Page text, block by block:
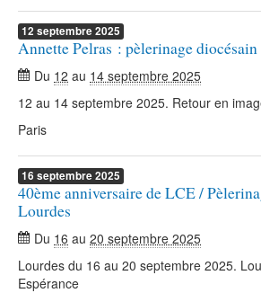
12 septembre2025
Annette Pelras : pèlerinage diocésain
Du 12 au 14 septembre 2025
12 au 14 septembre 2025. Retour en
Paris
16 septembre2025
40ème anniversaire de LCE /
Lourdes
Du 16 au 20 septembre 2025
Lourdes du 16 au 20 septembre 2025.
Espérance